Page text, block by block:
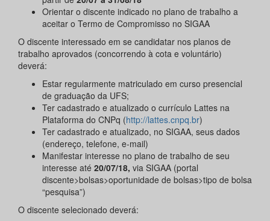
Orientar o discente indicado no plano de trabalho a
aceitar o Termo de Compromisso no SIGAA
O discente interessado em se candidatar nos planos de
trabalho aprovados (concorrendo à cota e voluntário)
deverá:
Estar regularmente matriculado em curso presencial
de graduação da UFS;
Ter cadastrado e atualizado o currículo Lattes na
Plataforma do CNPq (http://lattes.cnpq.br)
Ter cadastrado e atualizado, no SIGAA, seus dados
(endereço, telefone, e-mail)
Manifestar interesse no plano de trabalho de seu
interesse até 20/07/18, via SIGAA (portal
discente>bolsas>oportunidade de bolsas>tipo de bolsa
“pesquisa”)
O discente selecionado deverá: